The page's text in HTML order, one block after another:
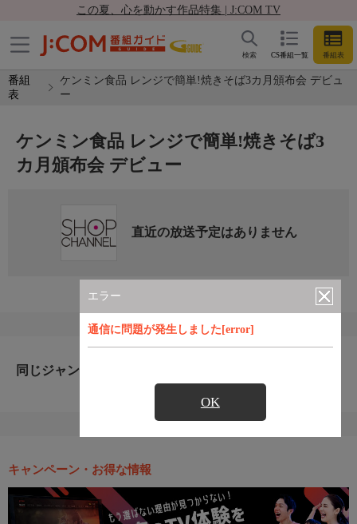
この夏、心を動かす作品特集 | J:COM TV
CS番組一覧 番組表
検索
番組
表
ケンミン食品 レンジで簡単!焼きそば3カ月頒布会 デビュ
ー
エラー
通信に問題が発生しました[error]
OK
ケンミン食品 レンジで簡単!焼きそば3
カ月頒布会 デビュー
直近の放送予定はありません
同じジャンルのおすすめ番組
キャンペーン・お得な情報